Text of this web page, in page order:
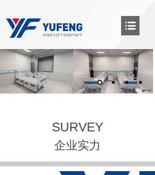
SURVEY
企业实力